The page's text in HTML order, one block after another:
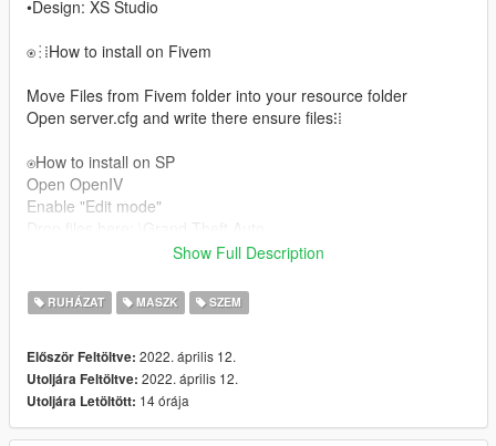
•Design: XS Studio
⍟⁝⁞How to install on Fivem
Move Files from Fivem folder into your resource folder
Open server.cfg and write there ensure files⁝⁞
⍟How to install on SP
Open OpenIV
Enable "Edit mode"
GTAV/Mods/x64v.rpf/Models/cdimages/streamedpedsmp.rpf/m
For more help here is my discord --> Сабрина#3333/
𝗫𝗮𝗻#9999 ◾▪
Show Full Description
RUHÁZAT MASZK SZEM
Először Feltöltve: 2022. április 12.
Utoljára Feltöltve: 2022. április 12.
Utoljára Letöltött: 14 órája